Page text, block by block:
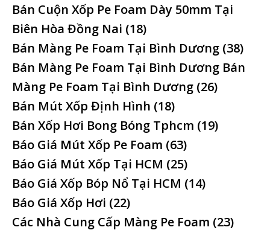
Bán Cuộn Xốp Pe Foam Dày 50mm Tại
Biên Hòa Đồng Nai (18)
Bán Màng Pe Foam Tại Bình Dương (38)
Bán Màng Pe Foam Tại Bình Dương Bán
Màng Pe Foam Tại Bình Dương (26)
Bán Mút Xốp Định Hình (18)
Bán Xốp Hơi Bong Bóng Tphcm (19)
Báo Giá Mút Xốp Pe Foam (63)
Báo Giá Mút Xốp Tại HCM (25)
Báo Giá Xốp Bóp Nổ Tại HCM (14)
Báo Giá Xốp Hơi (22)
Các Nhà Cung Cấp Màng Pe Foam (23)